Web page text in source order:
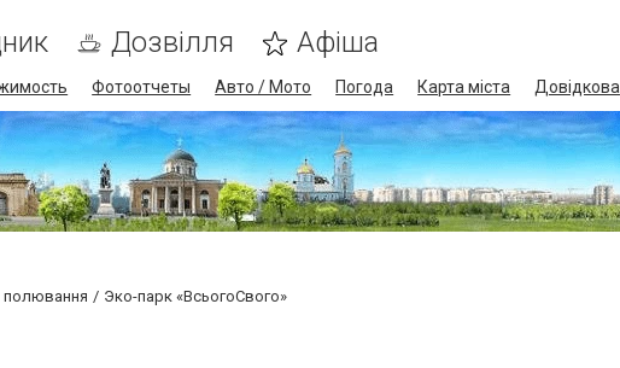
Дозвілля Афіша
Фотоотчеты Авто / Мото Погода Карта міста Довідкова
полювання Эко-парк «ВсьогоСвого»